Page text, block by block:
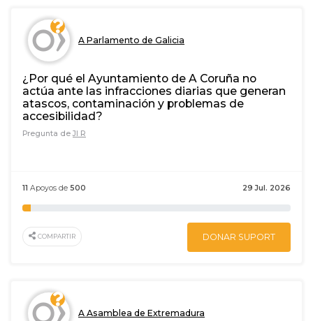
A Parlamento de Galicia
¿Por qué el Ayuntamiento de A Coruña no
actúa ante las infracciones diarias que generan
atascos, contaminación y problemas de
accesibilidad?
Pregunta de JI R
29 Jul. 2026
11 Apoyos de 500
COMPARTIR DONAR SUPORT
A Asamblea de Extremadura